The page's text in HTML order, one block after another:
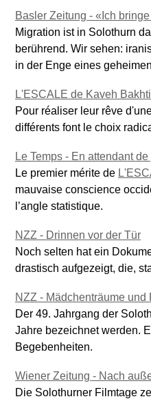
Basler Zeitung - «Ich
Migration ist in Solothurn
berührend. Wir sehen:
in der Enge eines
L'ESCALE de Kaveh
Pour réaliser leur rêve
différents font le choix
Le Temps - En attendant
Le premier mérite de
mauvaise conscience
l’angle statistique.
NZZ - Drinnen vor der Tür
Noch selten hat ein
drastisch aufgezeigt, die,
NZZ - Mädchenträume und
Der 49. Jahrgang der
Jahre bezeichnet werden.
Begebenheiten.
Wiener Zeitung - Nach
Die Solothurner Filmtage